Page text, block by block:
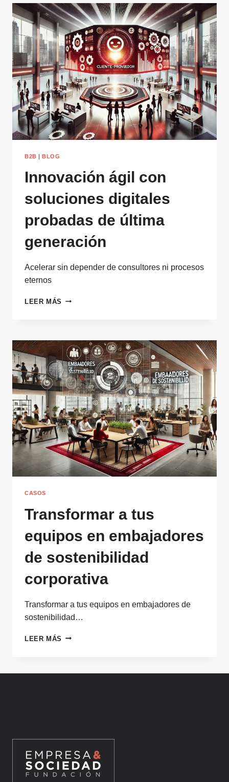
FUNCIONANDO:
CÓMO
LAS
EMPRESAS
ESTÁN
ENFRENTANDO
LA
INCERTIDUMBRE
B2B |BLOG
Innovación ágil con
soluciones digitales
probadas de última
generación
Acelerar sin depender de consultores ni procesos
eternos
LEER MÁS INNOVACIÓN
DIGITALES
PROBADAS
DE
ÚLTIMA
GENERACIÓN
CASOS
Transformar a tus
equipos en embajadores
de sostenibilidad
corporativa
Transformar a tus equipos en embajadores de
sostenibilidad…
LEER MÁS TRANSFORMAR